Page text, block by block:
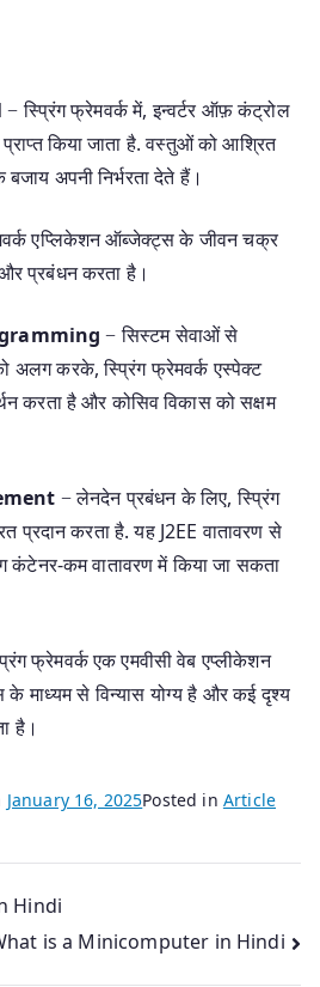
− स्प्रिंग फ्रेमवर्क में, इन्वर्टर ऑफ़ कंट्रोल
किया जाता है. वस्तुओं को आश्रित
अपनी निर्भरता देते हैं।
एप्लिकेशन ऑब्जेक्ट्स के जीवन चक्र
प्रबंधन करता है।
− सिस्टम सेवाओं से
अलग करके, स्प्रिंग फ्रेमवर्क एस्पेक्ट
करता है और कोसिव विकास को सक्षम
− लेनदेन प्रबंधन के लिए, स्प्रिंग
प्रदान करता है. यह J2EE वातावरण से
कंटेनर-कम वातावरण में किया जा सकता
फ्रेमवर्क एक एमवीसी वेब एप्लीकेशन
माध्यम से विन्यास योग्य है और कई दृश्य
है।
January 16, 2025Posted in Article
Hindi
is a Minicomputer in Hindi